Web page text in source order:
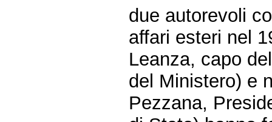
due autorevoli
affari esteri nel
Leanza, capo
del Ministero) e
Pezzana,